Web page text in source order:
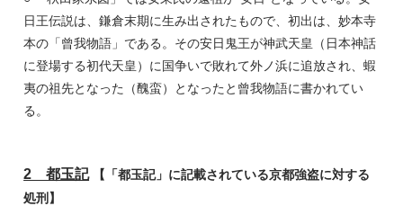
日王伝説は、鎌倉末期に生み出されたもので、初出は、妙本寺
本の「曾我物語」である。その安日鬼王が神武天皇（日本神話
に登場する初代天皇）に国争いで敗れて外ノ浜に追放され、蝦
夷の祖先となった（醜蛮）となったと曾我物語に書かれてい
る。
2 都玉記【「都玉記」に記載されている京都強盗に対する
処刑】